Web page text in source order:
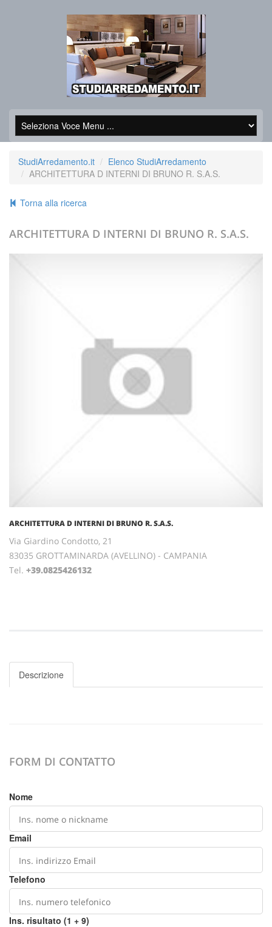
StudiArredamento.it
Elenco StudiArredamento
ARCHITETTURA D INTERNI DI BRUNO R. S.A.S.
Torna alla ricerca
ARCHITETTURA D INTERNI DI BRUNO R. S.A.S.
ARCHITETTURA D INTERNI DI BRUNO R. S.A.S.
Via Giardino Condotto, 21
83035 GROTTAMINARDA (AVELLINO) - CAMPANIA
Tel. +39.0825426132
Descrizione
FORM DI CONTATTO
Nome
Email
Telefono
Ins. risultato (1 + 9)